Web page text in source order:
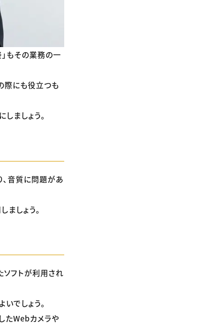
もその業務の一
際にも役立つも
ましょう。
音質に問題があ
しょう。
ソフトが利用され
でしょう。
たWebカメラや